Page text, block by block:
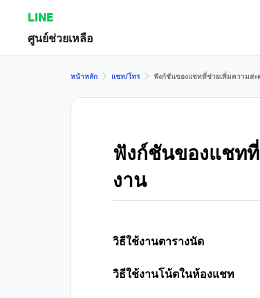
LINE
ศูนย์ช่วยเหลือ
หน้าหลัก แชท/โทร ฟังก์ชันของแชทที่ช่วยเพิ่มความสะ
ฟังก์ชันของแชท
งาน
วิธีใช้งานตารางนัด
วิธีใช้งานโน้ตในห้องแชท